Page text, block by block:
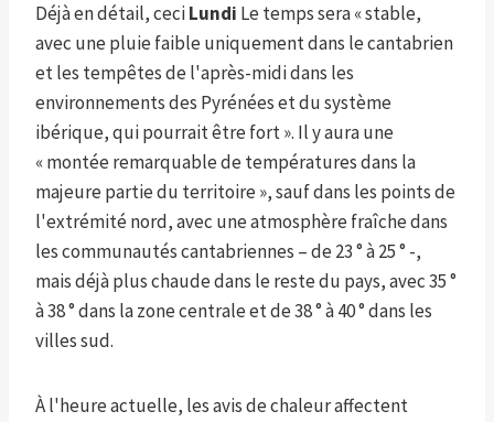
Déjà en détail, ceciLundi Le temps sera « stable,
avec une pluie faible uniquement dans le cantabrien
et les tempêtes de l'après-midi dans les
environnements des Pyrénées et du système
ibérique, qui pourrait être fort ». Il y aura une
« montée remarquable de températures dans la
majeure partie du territoire », sauf dans les points de
l'extrémité nord, avec une atmosphère fraîche dans
les communautés cantabriennes – de 23 ° à 25 ° -,
mais déjà plus chaude dans le reste du pays, avec 35 °
à 38 ° dans la zone centrale et de 38 ° à 40 ° dans les
villes sud.
À l'heure actuelle, les avis de chaleur affectent